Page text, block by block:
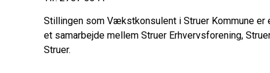
Stillingen som Vækstkonsulent i Struer Kommune
et samarbejde mellem Struer Erhvervsforening,
Struer.